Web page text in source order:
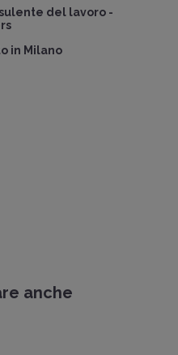
del lavoro -
in Milano
anche